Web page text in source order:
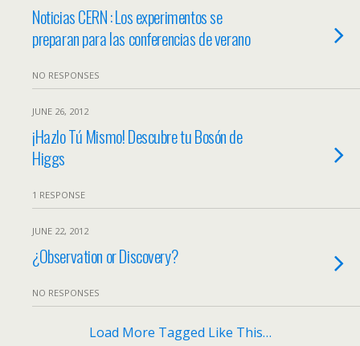
Noticias CERN : Los experimentos se
preparan para las conferencias de verano
NO RESPONSES
JUNE 26, 2012
¡Hazlo Tú Mismo! Descubre tu Bosón de
Higgs
1 RESPONSE
JUNE 22, 2012
¿Observation or Discovery?
NO RESPONSES
Load More Tagged Like This…